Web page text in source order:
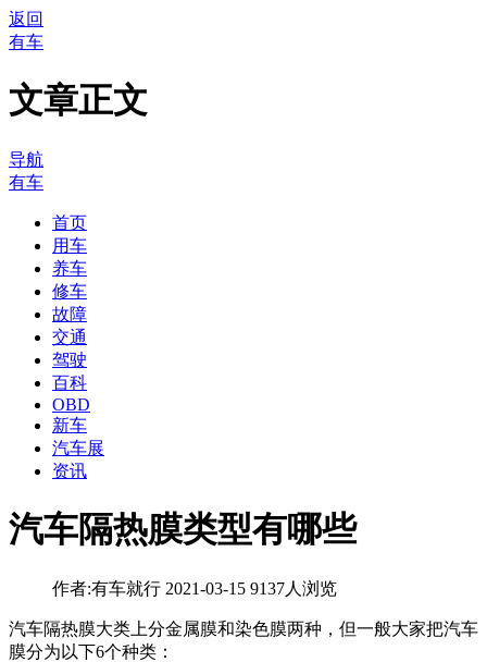
返回
有车
文章正文
导航
有车
首页
用车
养车
修车
故障
交通
驾驶
百科
OBD
新车
汽车展
资讯
汽车隔热膜类型有哪些
作者:有车就行 2021-03-15 9137人浏览
汽车隔热膜大类上分金属膜和染色膜两种，但一般大家把汽车
膜分为以下6个种类：